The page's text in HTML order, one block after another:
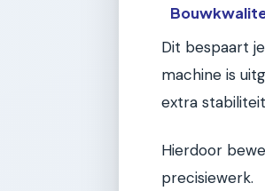
Dit bespaart
machine is
extra
Hierdoor
precisiewerk.